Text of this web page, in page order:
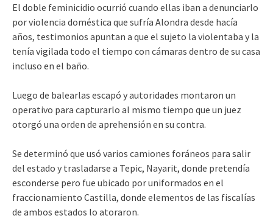
El doble feminicidio ocurrió cuando ellas iban a denunciarlo
por violencia doméstica que sufría Alondra desde hacía
años, testimonios apuntan a que el sujeto la violentaba y la
tenía vigilada todo el tiempo con cámaras dentro de su casa
incluso en el baño.
Luego de balearlas escapó y autoridades montaron un
operativo para capturarlo al mismo tiempo que un juez
otorgó una orden de aprehensión en su contra.
Se determinó que usó varios camiones foráneos para salir
del estado y trasladarse a Tepic, Nayarit, donde pretendía
esconderse pero fue ubicado por uniformados en el
fraccionamiento Castilla, donde elementos de las fiscalías
de ambos estados lo atoraron.